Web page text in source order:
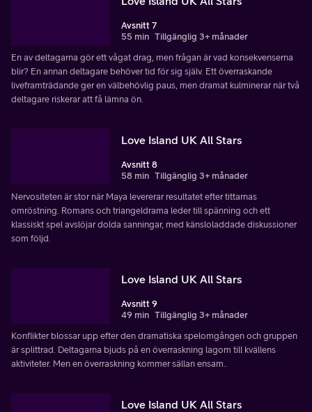
Avsnitt 7
55 min Tillgänglig 3+ månader
En av deltagarna gör ett vågat drag, men frågan är vad konsekvenserna
blir? En annan deltagare behöver tid för sig själv. Ett överraskande
liveframträdande ger en välbehövlig paus, men dramat kulminerar när två
deltagare riskerar att få lämna ön.
Love Island UK All Stars
Avsnitt 8
58 min Tillgänglig 3+ månader
Nervositeten är stor när Maya levererar resultatet efter tittarnas
omröstning. Romans och triangeldrama leder till spänning och ett
klassiskt spel avslöjar dolda sanningar, med känsloladdade diskussioner
som följd.
Love Island UK All Stars
Avsnitt 9
49 min Tillgänglig 3+ månader
Konflikter blossar upp efter den dramatiska spelomgången och gruppen
är splittrad. Deltagarna bjuds på en överraskning lagom till kvällens
aktiviteter. Men en överraskning kommer sällan ensam..
Love Island UK All Stars